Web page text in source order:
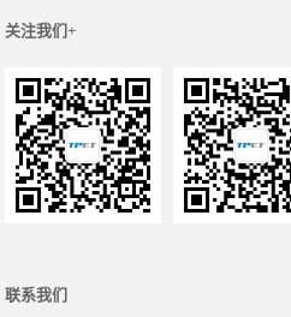
关注我们+
联系我们